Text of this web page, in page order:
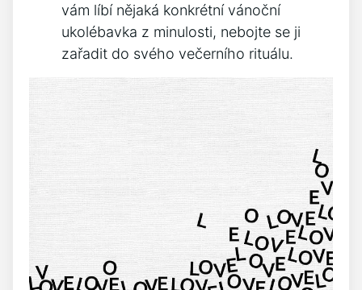
vám líbí nějaká konkrétní vánoční
ukolébavka z⁣ minulosti, ‌nebojte ⁤se ji
zařadit⁣ do svého ⁢večerního rituálu.